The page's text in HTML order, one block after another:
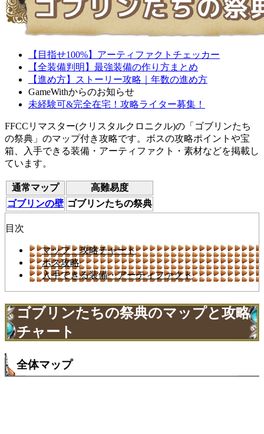
【目指せ100%】アーティファクトチェッカー
【全装備判明】最強装備の作り方まとめ
【進め方】ストーリー攻略｜年数の進め方
GameWithからのお知らせ
未経験可&完全在宅！攻略ライター募集！
FFCCリマスター(クリスタルクロニクル)の「ゴブリンたち
の祭典」のマップ付き攻略です。ボスの攻略ポイントや宝
箱、入手できる装備・アーティファクト・素材などを掲載し
ています。
通常マップ
高難易度
ゴブリンの壁 ゴブリンたちの祭典
目次
マップ・攻略チャート
ボス攻略
入手できる装備・アーティファクト
ゴブリンたちの祭典のマップと攻略
チャート
全体マップ